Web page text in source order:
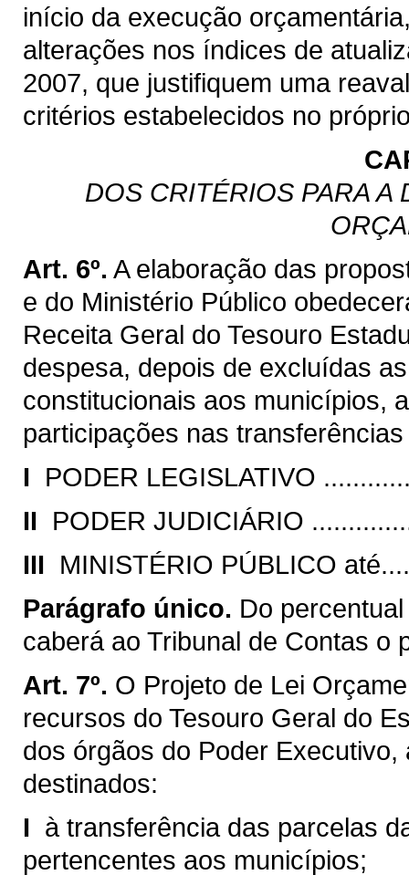
início da execução
alterações nos índices de
2007, que justifiquem uma
critérios estabelecidos no
DOS CRITÉRIOS PARA A
Art. 6º. A elaboração das
e do Ministério Público
Receita Geral do Tesouro
despesa, depois de excluídas
constitucionais aos municípios,
participações nas
I  PODER LEGISLATIVO
II  PODER JUDICIÁRIO
III  MINISTÉRIO PÚBLICO
Parágrafo único. Do
caberá ao Tribunal de Contas o
Art. 7º. O Projeto de Lei
recursos do Tesouro Geral do
dos órgãos do Poder
destinados:
I  à transferência das parcelas
pertencentes aos municípios;